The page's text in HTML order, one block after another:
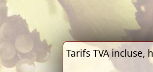
Tarifs TVA